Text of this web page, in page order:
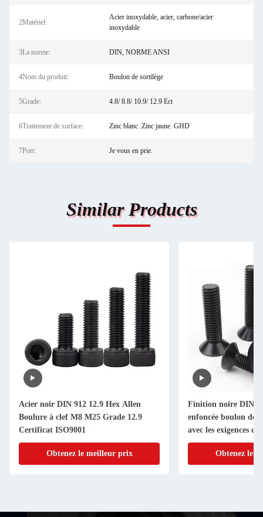
2Matériel:
Acier inoxydable, acier, carbone/acier
inoxydable
3La norme: DIN, NORME ANSI
4Nom du produit: Boulon de sortilège
5Grade: 4.8/ 8.8/ 10.9/ 12.9 Ect
6Traitement de surface: Zinc blanc .Zinc jaune. GHD
7Port: Je vous en prie.
Similar Products
Acier noir DIN 912 12.9 Hex Allen
Boulure à clef M8 M25 Grade 12.9
Certificat ISO9001
Obtenez le meilleur prix
Finition noire DIN
enfoncée boulon de
avec les exigences
Obtenez le